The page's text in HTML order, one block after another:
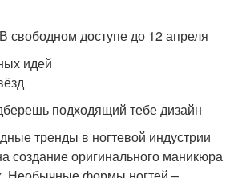
свободном доступе до 12 апреля
идей
подходящий тебе дизайн
тренды в ногтевой индустрии
создание оригинального маникюра